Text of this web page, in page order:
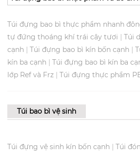
Túi đựng bao bì thực phẩm nhanh
tự đứng thoáng khí trái cây tươi | Túi
cạnh | Túi đựng bao bì kín bốn cạnh |
kín ba cạnh | Túi đựng bao bì kín ba
lớp Ref và Frz | Túi đựng thực phẩm
Túi bao bì vệ sinh
Túi đựng vệ sinh kín bốn cạnh | Túi